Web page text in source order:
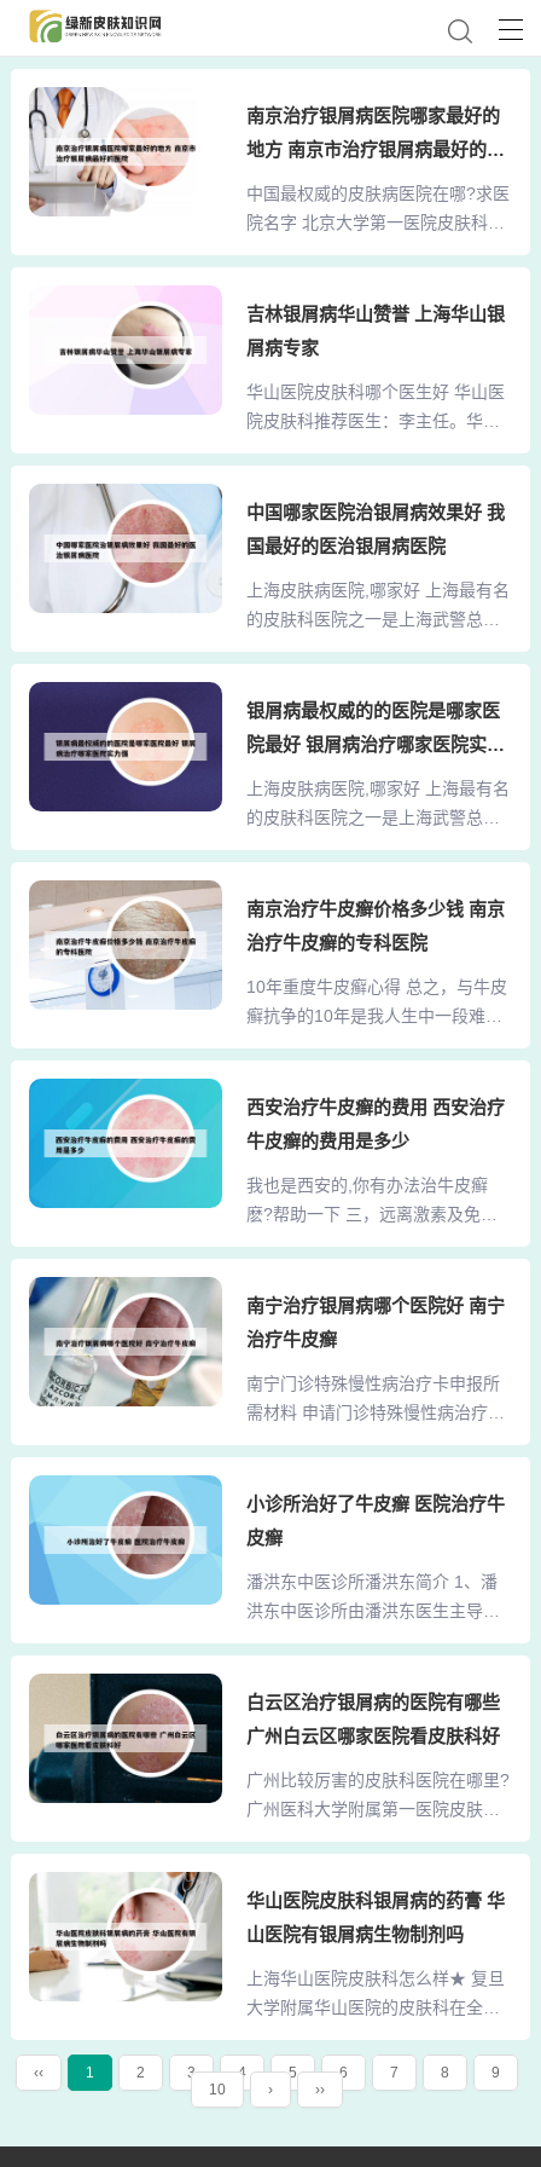
南京治疗银屑病医院哪家最好的
地方 南京市治疗银屑病最好的医
院
中国最权威的皮肤病医院在哪?求医
院名字 北京大学第一医院皮肤科在
科技条件方面尤为突出，综合排名
该院皮肤科在学术影响和科技产出
方面表现不俗，综合排名第九。 四
全国也具有较高的知名度和影响
力，综合排名第十。北京大学医院
皮肤科：作为国内一流的皮肤科医
学方面都有着深厚的积累，特别在
一些罕见皮肤病的诊治方面享有盛
院皮肤科是全国知名的皮肤科专
科，拥有先进的诊疗设...
吉林银屑病华山赞誉 上海华山银
屑病专家
华山医院皮肤科哪个医生好 华山医
院皮肤科推荐医生：李主任。华山
医院皮肤科拥有众多经验丰富的医
识和精湛的医疗技术深受患者信
赖。李主任在华山医院皮肤科拥有
肤科临床工作多年，积累了丰富的
临床经验。对于各种常见皮肤病和
疑难病症，他都有独到的见解和治
方面积累了丰富的经验。她擅长运
用中西医结合的方法，为患者提供
下，许多患者成功地控制了皮肤病
的症状，提高了生活质量。在选择
治...
中国哪家医院治银屑病效果好 我
国最好的医治银屑病医院
上海皮肤病医院,哪家好 上海最有名
的皮肤科医院之一是上海武警总队
医院。以下是关于该医院的简要介
在皮肤病治疗方面具有较高的专业
性，特别是在白癜风的治疗上积累
据用户的反馈，该医院在治疗皮肤
病方面效果非常好，例如白癜风等
疾病可以得到有效的治疗。上海地
学附属华山医院皮肤科。以下是具
体原因：专业实力出众：复旦大学
的皮肤科专科医院，拥有国内先进
的诊疗设备和技术。其医疗团...
银屑病最权威的的医院是哪家医
院最好 银屑病治疗哪家医院实力
强上海皮肤病医院,哪家好 上海最有名
的皮肤科医院之一是上海武警总队
医院。以下是关于该医院的简要介
在皮肤病治疗方面具有较高的专业
性，特别是在白癜风的治疗上积累
据用户的反馈，该医院在治疗皮肤
病方面效果非常好，例如白癜风等
疾病可以得到有效的治疗。上海地
学附属华山医院皮肤科。以下是具
体原因：专业实力出众：复旦大学
的皮肤科专科医院，拥有国内先进
的诊疗设备和技术。其医疗团...
南京治疗牛皮癣价格多少钱 南京
治疗牛皮癣的专科医院
10年重度牛皮癣心得 总之，与牛皮
癣抗争的10年是我人生中一段难忘
的经历。虽然过程艰辛，但收获却
生命、热爱生活，也让我学会了如
何面对困难和挑战。我相信，在未
伐和更加积极的心态去迎接生活中
的每一个挑战。长期效果：生物制
剂治疗不仅有助于控制银屑病的病
长期治疗中，逐渐形成了规律的生
活习惯，对疾病的自我管理也更加
药物副作用：虽然生物制剂治疗银
屑病效果显著，但也可能...
西安治疗牛皮癣的费用 西安治疗
牛皮癣的费用是多少
我也是西安的,你有办法治牛皮癣
麽?帮助一下 三，远离激素及免疫
抑制类药物 激素及免疫抑制类药物
有的黑心医生打着中药的名义，其
实其冲剂中也含有免疫抑制类，以
害大的药物。将大蒜捣成蒜泥，敷
在患处两小时，以周围烧起泡为
止，尔后再拔火罐，将毒汁吸出。
患处。还真管用，擦过以后就不痒
了。6．〖大蒜治牛皮癣〗把大蒜放
盖好并用胶布固定，每天换新蒜泥
一次。中药外洗：中药外洗是...
南宁治疗银屑病哪个医院好 南宁
治疗牛皮癣
南宁门诊特殊慢性病治疗卡申报所
需材料 申请门诊特殊慢性病治疗卡
所需材料包括医保电子凭证或有效
职工/城乡居民基本医疗保险门诊特
殊慢性病申报审核表》原件一份。
年的疾病诊断证明、出院记录、手
术记录、门诊病历等，其中带*号为
主要材料，其他为辅助材料，验原
凭证或有效身份证件或社保卡；
《南宁市职工/城乡居民基本医疗保
原件1份；近两年病历资料（可提供
疾病诊断证明、出院记录...
小诊所治好了牛皮癣 医院治疗牛
皮癣
潘洪东中医诊所潘洪东简介 1、潘
洪东中医诊所由潘洪东医生主导，
专注于提供全面的医疗服务，特别
特色。潘医生拥有15年的临床经
验，1996年毕业于山东中医药大
学院，并在著名的上海第九人民医
院进修，积累了丰富的经验。他曾
担任三级甲医院皮肤科主任，期间
华级论文。温州地区最好的皮肤科
医院在哪? 温州光明医院在皮肤科
下是对该医院的详细介绍：医院名
称：温州光明医院皮肤科优...
白云区治疗银屑病的医院有哪些
广州白云区哪家医院看皮肤科好
广州比较厉害的皮肤科医院在哪里?
广州医科大学附属第一医院皮肤
科，作为国内知名的皮肤科专科医
医疗团队，擅长诊治各类皮肤疾
病。 中山大学孙逸仙纪念医院皮肤
享有较高声誉，拥有丰富的临床经
验和先进的诊疗技术。广州皮肤病
医院排名前三的是：中山大学孙逸
仙纪念医院、中山大学附属第三医
院、中山大学附属第一医院。 中山
华山医院皮肤科银屑病的药膏 华
山医院有银屑病生物制剂吗
上海华山医院皮肤科怎么样★ 复旦
大学附属华山医院的皮肤科在全国
享有盛誉，它位于上海市的乌鲁木
齐中路。这家医院以其卓越的专业
水平和丰富的临床经验闻名遐迩。
医疗设备，还有一支由资深专家和
‹‹ 1 2 3 4 5 6 7 8
9
10
› ››